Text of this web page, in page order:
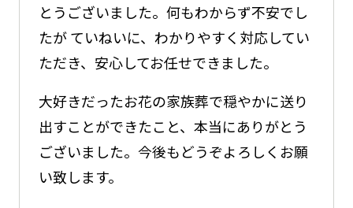
とうございました。何もわからず不安でし
たが ていねいに、わかりやすく対応してい
ただき、安心してお任せできました。
大好きだったお花の家族葬で穏やかに送り
出すことができたこと、本当にありがとう
ございました。今後もどうぞよろしくお願
い致します。